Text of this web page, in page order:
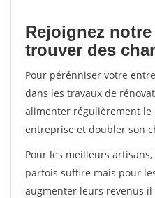
Rejoignez
trouver des
Pour pérénniser votre
dans les travaux de
alimenter régulièrement
entreprise et doubler son
Pour les meilleurs
parfois suffire mais pour
augmenter leurs revenus